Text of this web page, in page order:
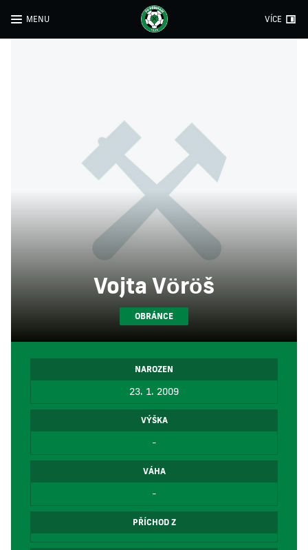
MENU VÍCE
Vojta Vöröš
OBRÁNCE
NAROZEN
23. 1. 2009
VÝŠKA
-
VÁHA
-
PŘÍCHOD Z